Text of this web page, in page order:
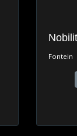
Fontein